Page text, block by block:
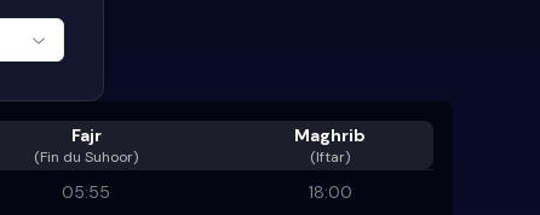
Fajr
(Fin du Suhoor)
Maghrib
(Iftar)
05:55
18:00